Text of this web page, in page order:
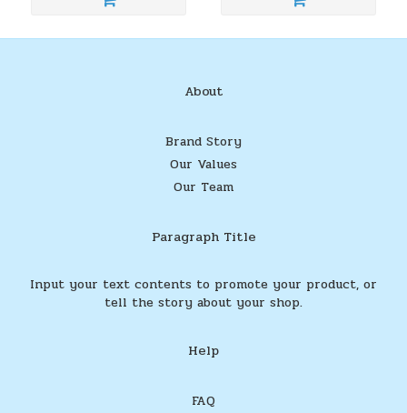
About
Brand Story
Our Values
Our Team
Paragraph Title
Input your text contents to promote your product, or
tell the story about your shop.
Help
FAQ